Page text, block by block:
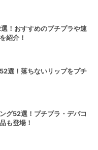
！おすすめのプチプラや速
紹介！
選！落ちないリップをプチ
グ52選！プチプラ・デパコ
も登場！